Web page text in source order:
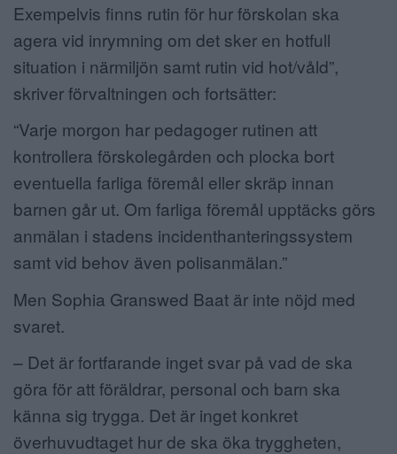
Exempelvis finns rutin för hur förskolan ska
agera vid inrymning om det sker en hotfull
situation i närmiljön samt rutin vid hot/våld”,
skriver förvaltningen och fortsätter:
“Varje morgon har pedagoger rutinen att
kontrollera förskolegården och plocka bort
eventuella farliga föremål eller skräp innan
barnen går ut. Om farliga föremål upptäcks görs
anmälan i stadens incidenthanteringssystem
samt vid behov även polisanmälan.”
Men Sophia Granswed Baat är inte nöjd med
svaret.
– Det är fortfarande inget svar på vad de ska
göra för att föräldrar, personal och barn ska
känna sig trygga. Det är inget konkret
överhuvudtaget hur de ska öka tryggheten,